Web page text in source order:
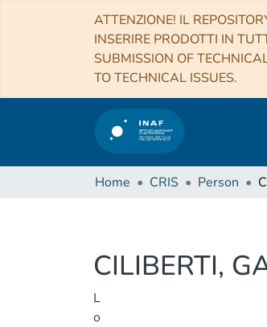
ATTENZIONE! IL
INSERIRE PRODOTTI IN
SUBMISSION OF
TO TECHNICAL ISSUES.
Home CRIS Person
CILIBERTI,
L
o